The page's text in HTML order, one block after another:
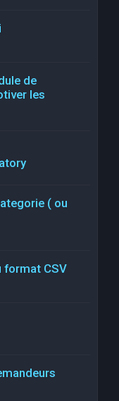
de
les
( ou
format CSV